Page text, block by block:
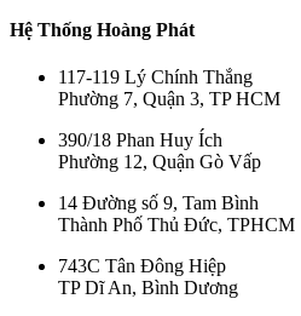
Hệ Thống Hoàng Phát
117-119 Lý Chính Thắng
Phường 7, Quận 3, TP HCM
390/18 Phan Huy Ích
Phường 12, Quận Gò Vấp
14 Đường số 9, Tam Bình
Thành Phố Thủ Đức, TPHCM
743C Tân Đông Hiệp
TP Dĩ An, Bình Dương